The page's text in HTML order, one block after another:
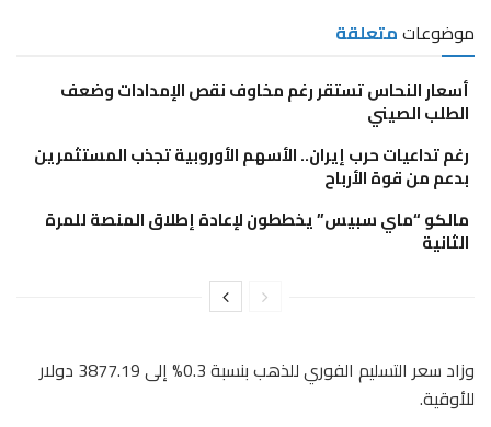
موضوعاتمتعلقة
أسعار النحاس تستقر رغم مخاوف نقص الإمدادات وضعف
الطلب الصيني
رغم تداعيات حرب إيران.. الأسهم الأوروبية تجذب المستثمرين
بدعم من قوة الأرباح
مالكو “ماي سبيس” يخططون لإعادة إطلاق المنصة للمرة
الثانية
وزاد سعر التسليم الفوري للذهب بنسبة 0.3% إلى 3877.19 دولار
للأوقية.